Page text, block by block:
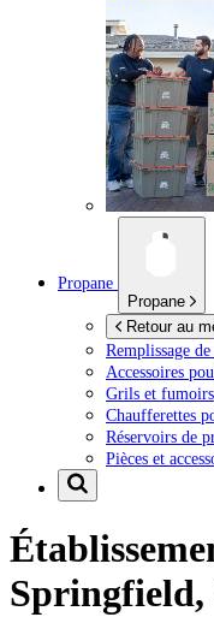
Propane
Propane
Retour au
Remplissage
Accessoires
Grils et fumoirs
Chaufferettes
Réservoirs de
Pièces et
Springfield,